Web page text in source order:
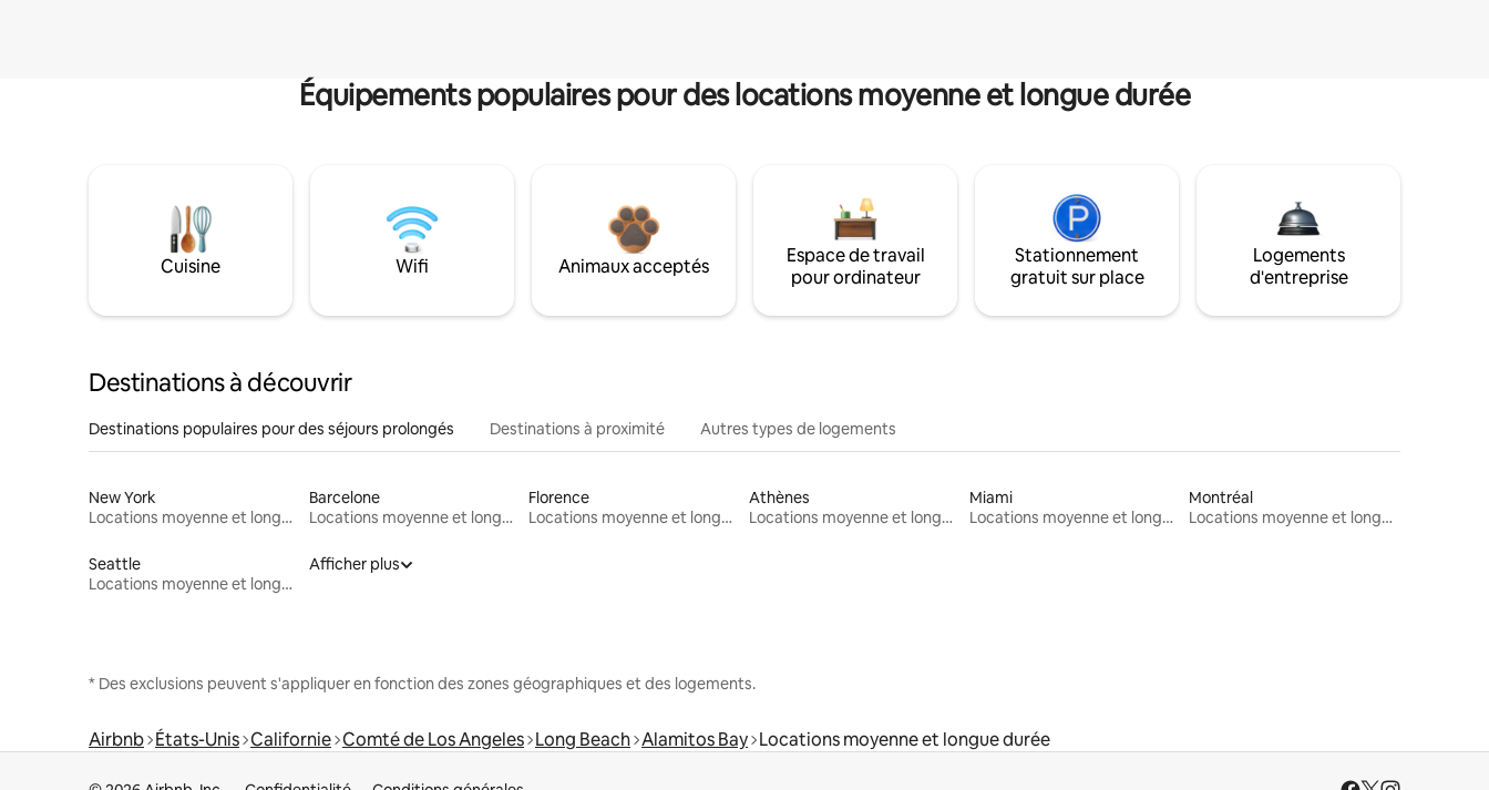
Équipements populaires pour des locations moyenne et longue durée
Cuisine Wifi Animaux acceptés
Espace de travail
pour ordinateur
Stationnement
gratuit sur place
Logements
d'entreprise
Destinations à découvrir
Destinations populaires pour des séjours prolongés Destinations à proximité Autres types de logements
New York
Locations moyenne et longue durée
Barcelone
Locations moyenne et longue durée
Florence
Locations moyenne et longue durée
Athènes
Locations moyenne et longue durée
Miami
Locations moyenne et longue durée
Montréal
Locations moyenne et longue durée
Seattle
Locations moyenne et longue durée
Afficher plus
* Des exclusions peuvent s'appliquer en fonction des zones géographiques et des logements.
Airbnb États-Unis Californie Comté de Los Angeles Long Beach Alamitos Bay Locations moyenne et longue durée